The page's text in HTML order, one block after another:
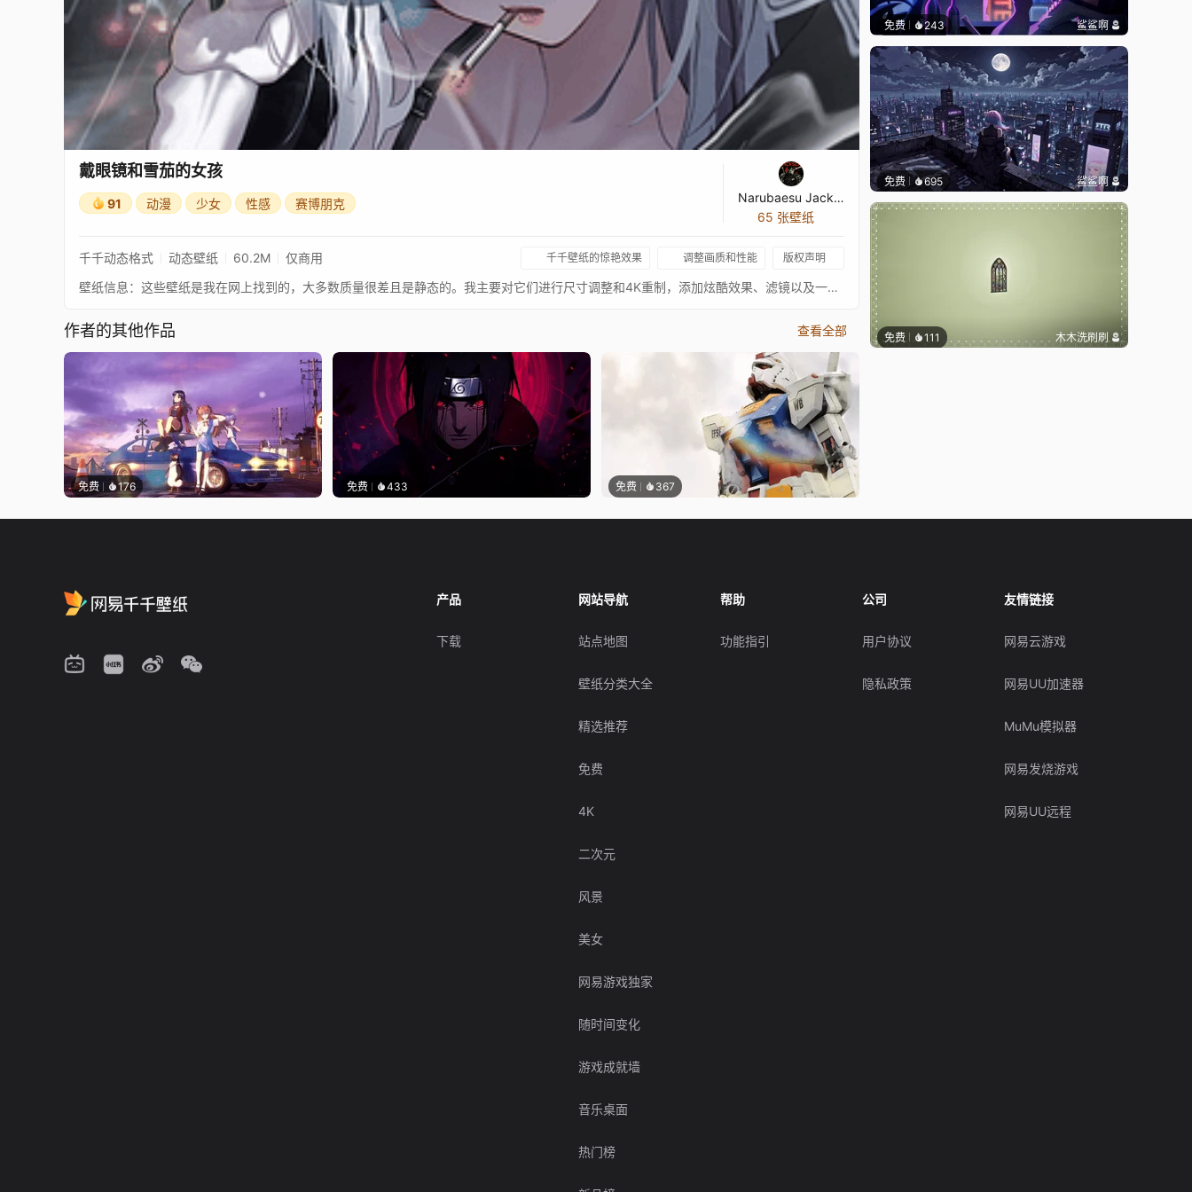
戴眼镜和雪茄的女孩
91 动漫 少女 性感 赛博朋克
Narubaesu Jackson
65 张壁纸
千千动态格式 动态壁纸 60.2M 仅商用 千千壁纸的惊艳效果 调整画质和性能 版权声明
壁纸信息：这些壁纸是我在网上找到的，大多数质量很差且是静态的。我主要对它们进行尺寸调整和4K重制，添加炫酷效果、滤镜以及一些轻微动画，使壁纸更具吸引力。由于这些壁纸是我偶然找到的，我不知道它们的原作者是谁，但应给予他们应有的荣誉，表示尊重并祝贺他们的作品，绝无贬低任何人的意思。请享用这些壁纸，因为我花时间上传它们，是因为我认为它们很好且值得传播，致以拥抱。壁纸信息：这些壁纸是我在网上找到的，大多数质量很差且是静态的。我主要对它们进行尺寸调整和4K重制，添加炫酷效果、滤镜以及一些轻微动画，使壁纸更具吸引力。由于这些壁纸是我偶然找到的，我不知道它们的原作者是谁，但应给予他们应有的荣誉，表示尊重并祝贺他们的作品，绝无贬低任何人的意思。请享用这些壁纸，因为我花时间上传它们，是因为我认为它们很好且值得传播，致以拥抱。
作者的其他作品 查看全部
免费 176 免费 433 免费 367
免费 243 鲨鲨啊
免费 695 鲨鲨啊
免费 111 木木洗刷刷
产品
下载
网站导航
站点地图
壁纸分类大全
精选推荐
免费
4K
二次元
风景
美女
网易游戏独家
随时间变化
游戏成就墙
音乐桌面
热门榜
帮助
功能指引
公司
用户协议
隐私政策
友情链接
网易云游戏
网易UU加速器
MuMu模拟器
网易发烧游戏
网易UU远程